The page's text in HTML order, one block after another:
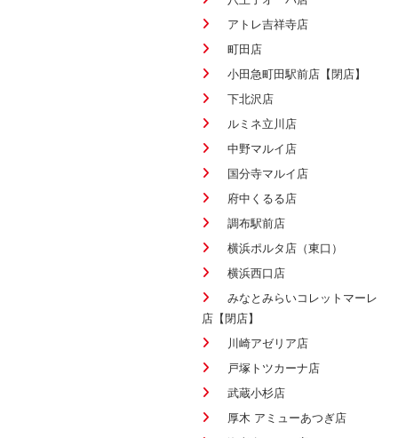
アトレ吉祥寺店
町田店
小田急町田駅前店【閉店】
下北沢店
ルミネ立川店
中野マルイ店
国分寺マルイ店
府中くるる店
調布駅前店
横浜ポルタ店（東口）
横浜西口店
みなとみらいコレットマーレ
店【閉店】
川崎アゼリア店
戸塚トツカーナ店
武蔵小杉店
厚木 アミューあつぎ店